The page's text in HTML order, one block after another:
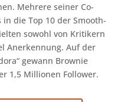
Mehrere seiner Co-
die Top 10 der Smooth-
sowohl von Kritikern
Anerkennung. Auf der
gewann Brownie
1,5 Millionen Follower.